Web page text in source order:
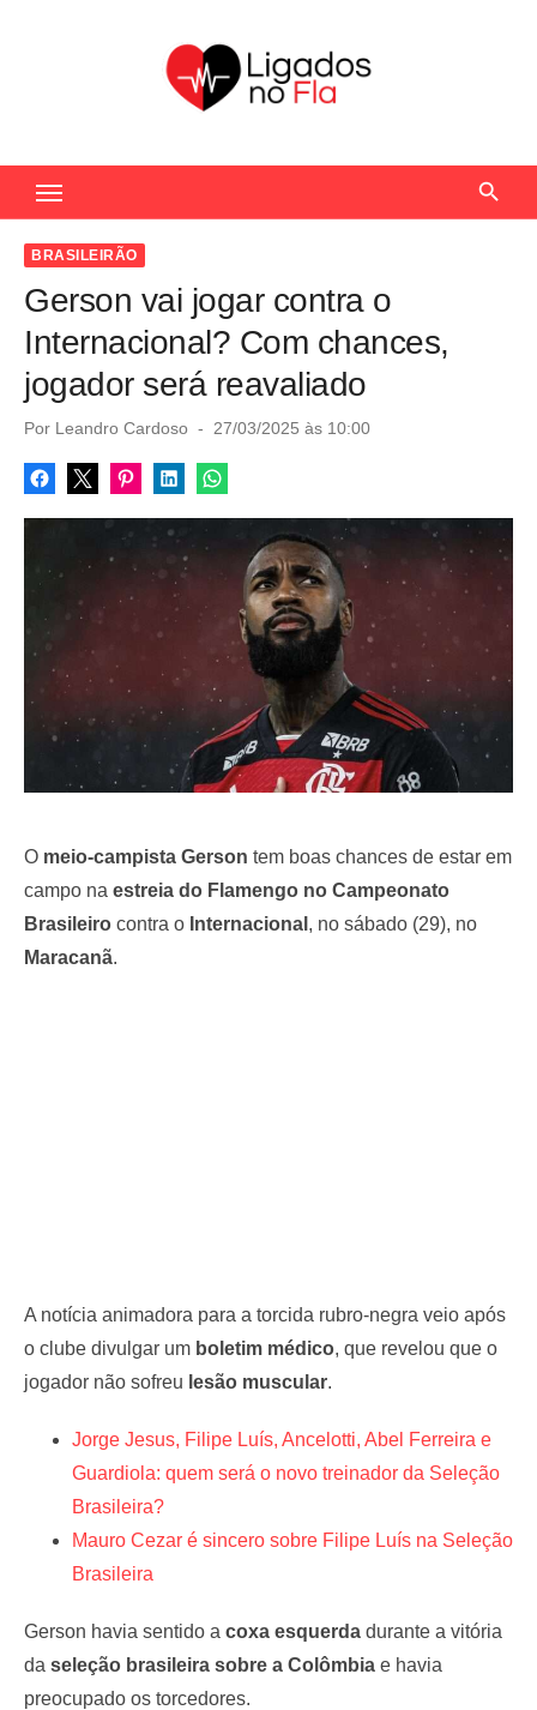
c
BRASILEIRÃO
Gerson vai jogar contra o
Internacional? Com chances,
jogador será reavaliado
Por Leandro Cardoso
P
s
t
27/03/2025 às 10:00
O meio-campista Gerson tem boas chances de estar em
campo na estreia do Flamengo no Campeonato
Brasileiro contra o Internacional , no sábado (29), no
Maracanã.
A notícia animadora para a torcida rubro-negra veio após
o clube divulgar um boletim médico, que revelou que o
jogador não sofreu lesão muscular.
Jorge Jesus, Filipe Luís, Ancelotti, Abel Ferreira e
Guardiola: quem será o novo treinador da Seleção
Brasileira?
Mauro Cezar é sincero sobre Filipe Luís na Seleção
Brasileira
Gerson havia sentido a coxa esquerda durante a vitória
da seleção brasileira sobre a Colômbia e havia
preocupado os torcedores.